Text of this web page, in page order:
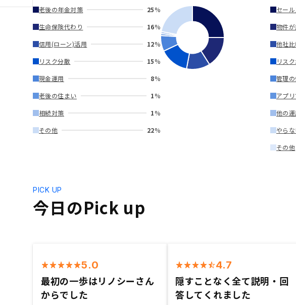
老後の年金対策 25%
生命保険代わり
16%
信用(ローン)活用
12%
リスク分散
15%
現金運用
8%
老後の住まい
1%
相続対策
1%
その他
22%
セー
物件
他社
リス
管理
アプ
他の
やら
その他
今日のPick up
PICK UP
5.0
最初の一歩はリノシーさん
からでした
4.7
隠すことなく全て説明・回
答してくれました